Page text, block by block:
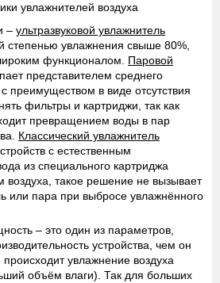
увлажнителей воздуха
– ультразвуковой увлажнитель
степенью увлажнения свыше 80%,
функционалом. Паровой
представителем среднего
преимуществом в виде отсутствия
фильтры и картриджи, так как
превращением воды в пар
Классический увлажнитель
с естественным
из специального картриджа
воздуха, такое решение не вызывает
или пара при выбросе увлажнённого
– это один из параметров,
устройства, чем он
увлажнение воздуха
объём влаги). Так для больших